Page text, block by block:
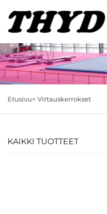
Etusivu> Virtauskerrokset
KAIKKI TUOTTEET